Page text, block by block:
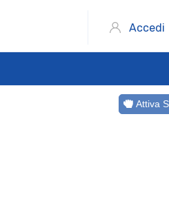
Accedi
Attiva